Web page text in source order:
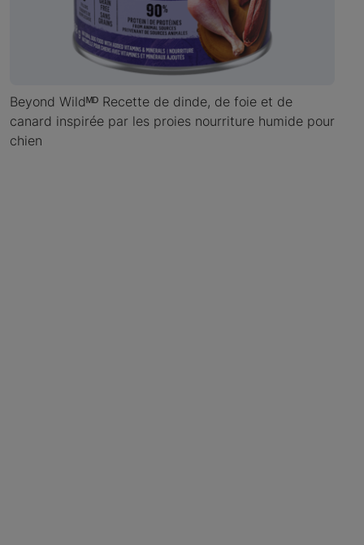
Beyond Wildᴹᴰ Recette de dinde, de foie et de
canard inspirée par les proies nourriture humide pour
chien